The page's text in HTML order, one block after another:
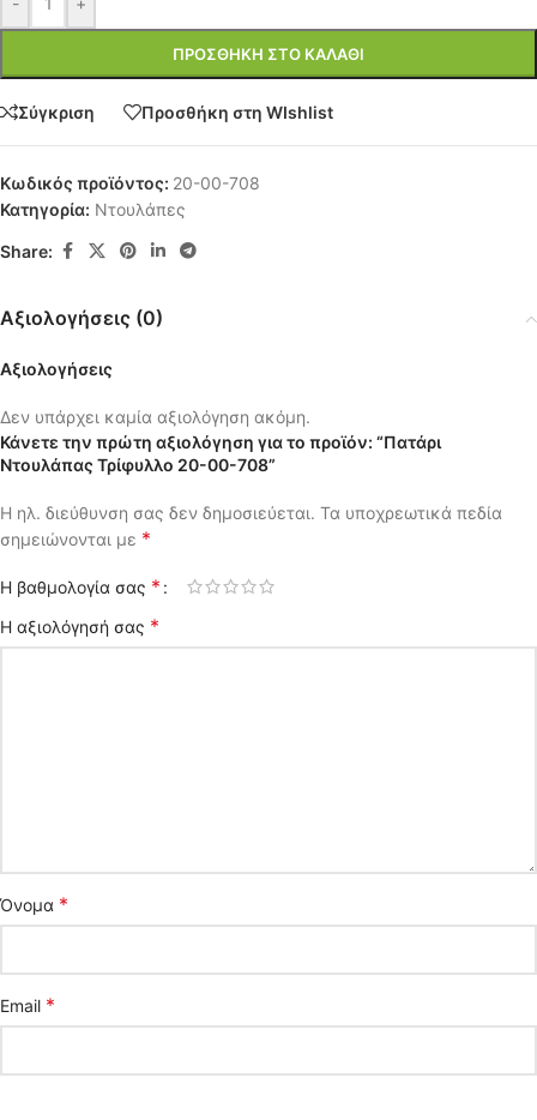
ΠΡΟΣΘΉΚΗ ΣΤΟ ΚΑΛΆΘΙ
Σύγκριση Προσθήκη στη WIshlist
Κωδικός προϊόντος: 20-00-708
Κατηγορία: Ντουλάπες
Share:
Αξιολογήσεις (0)
Αξιολογήσεις
Δεν υπάρχει καμία αξιολόγηση ακόμη.
Κάνετε την πρώτη αξιολόγηση για το προϊόν: “Πατάρι
Ντουλάπας Τρίφυλλο 20-00-708”
Η ηλ. διεύθυνση σας δεν δημοσιεύεται. Τα υποχρεωτικά πεδία
σημειώνονται με *
Η βαθμολογία σας *
Η αξιολόγησή σας *
Όνομα *
Email *